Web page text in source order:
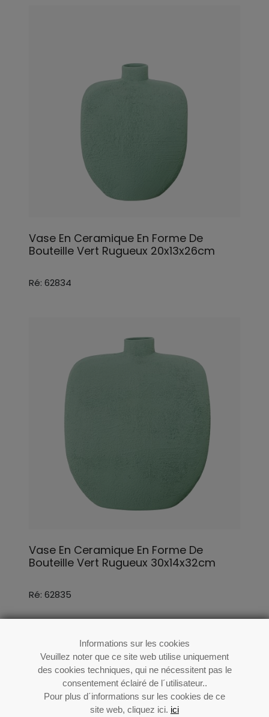
Informations sur les cookies
Veuillez noter que ce site web utilise uniquement
des cookies techniques, qui ne nécessitent pas le
consentement éclairé de l´utilisateur..
Pour plus d´informations sur les cookies de ce
site web, cliquez ici. ici
Vase En Ceramique En Forme De
Bouteille Vert Rugueux 20x13x26cm
Ré: 62834
Vase En Ceramique En Forme De
Bouteille Vert Rugueux 30x14x32cm
Ré: 62835